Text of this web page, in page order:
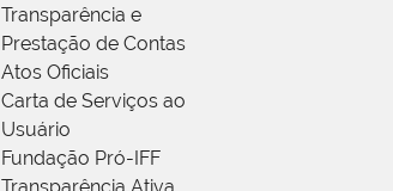
Transparência e
Prestação de Contas
Atos Oficiais
Carta de Serviços ao
Usuário
Fundação Pró-IFF